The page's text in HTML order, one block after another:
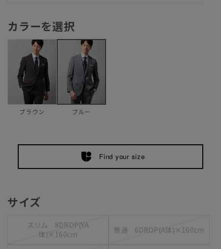
カラーを選択
ブラウン ブルー
Find your size
サイズ
スリム 8DROP(YA
体)×160cm
普通 6DROP(A体)×160cm